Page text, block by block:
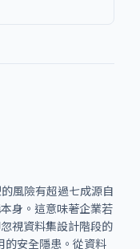
風險有超過七成源自
身。這意味著企業若
視資料集設計階段的
的安全隱患。從資料